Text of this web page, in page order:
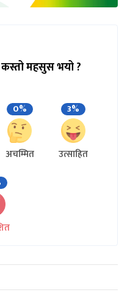
महसुस भयो ?
0%
अचम्मित
3%
उत्साहित